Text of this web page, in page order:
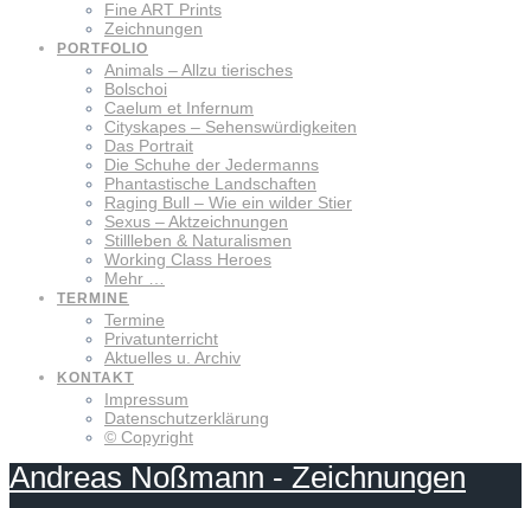
Fine ART Prints
Zeichnungen
PORTFOLIO
Animals – Allzu tierisches
Bolschoi
Caelum et Infernum
Cityskapes – Sehenswürdigkeiten
Das Portrait
Die Schuhe der Jedermanns
Phantastische Landschaften
Raging Bull – Wie ein wilder Stier
Sexus – Aktzeichnungen
Stillleben & Naturalismen
Working Class Heroes
Mehr …
TERMINE
Termine
Privatunterricht
Aktuelles u. Archiv
KONTAKT
Impressum
Datenschutzerklärung
© Copyright
Andreas Noßmann - Zeichnungen